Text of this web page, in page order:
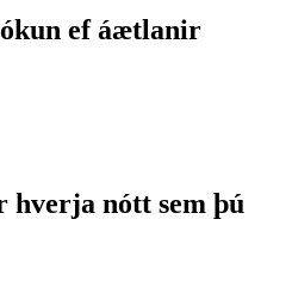
ef áætlanir
nótt sem þú